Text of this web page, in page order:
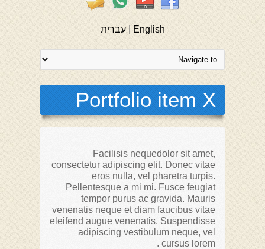
English
|עברית
Portfolio item X
Facilisis nequedolor sit amet,
consectetur adipiscing elit. Donec vitae
eros nulla, vel pharetra turpis.
Pellentesque a mi mi. Fusce feugiat
tempor purus ac gravida. Mauris
venenatis neque et diam faucibus vitae
eleifend augue venenatis. Suspendisse
adipiscing vestibulum neque, vel
cursus lorem .